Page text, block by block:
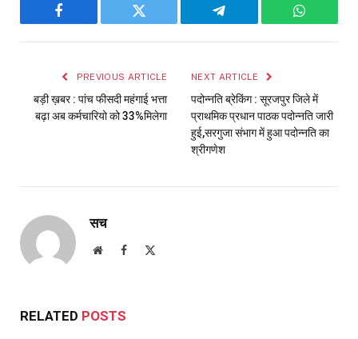
Facebook Twitter Telegram
PREVIOUS ARTICLE
बड़ी ख़बर : पांच फीसदी महंगाई भत्ता
बढ़ा अब कर्मचारियो को 33%मिलेगा
NEXT ARTICLE
पदोन्नति ब्रेकिंग : सूरजपुर जिले में
प्राथमिक प्रधान पाठक पदोन्नति जारी
हुई,सरगुजा संभाग में हुआ पदोन्नति का
श्रीगणेश
सच
WebsiteFacebook
RELATED POSTS